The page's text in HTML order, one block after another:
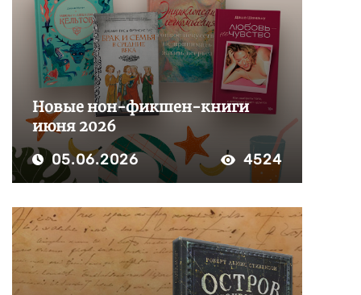
Новые нон-фикшен-книги
июня 2026
05.06.2026 4524